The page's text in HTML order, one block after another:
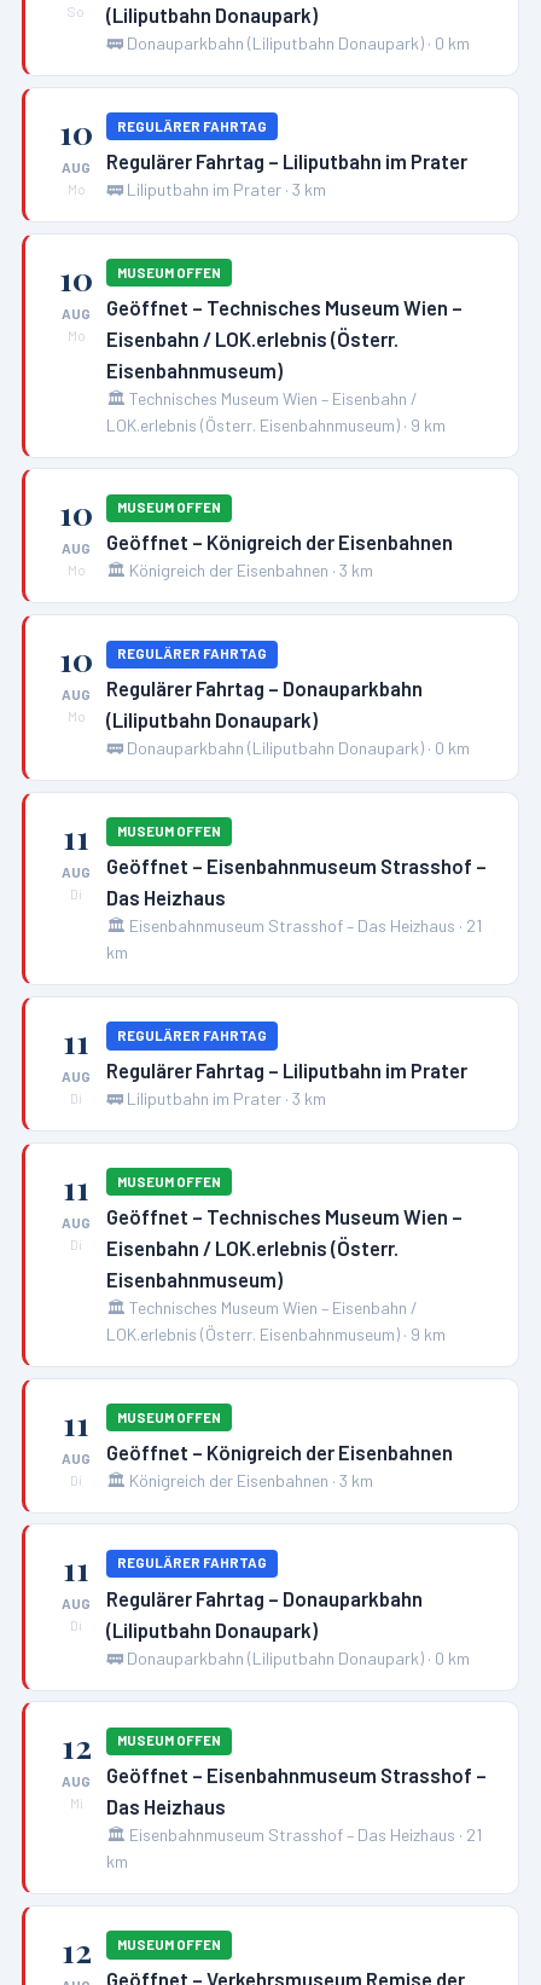
So
(Liliputbahn Donaupark)
🚃 Donauparkbahn (Liliputbahn Donaupark) · 0 km
10
AUG
Mo
REGULÄRER FAHRTAG
Regulärer Fahrtag – Liliputbahn im Prater
🚃 Liliputbahn im Prater ·3 km
10
AUG
Mo
MUSEUM OFFEN
Geöffnet – Technisches Museum Wien –
Eisenbahn / LOK.erlebnis (Österr.
Eisenbahnmuseum)
🏛️ Technisches Museum Wien – Eisenbahn /
LOK.erlebnis (Österr. Eisenbahnmuseum) · 9 km
10
AUG
Mo
MUSEUM OFFEN
Geöffnet – Königreich der Eisenbahnen
🏛️ Königreich der Eisenbahnen ·3 km
10
AUG
Mo
REGULÄRER FAHRTAG
Regulärer Fahrtag – Donauparkbahn
(Liliputbahn Donaupark)
🚃 Donauparkbahn (Liliputbahn Donaupark) · 0 km
11
AUG
Di
MUSEUM OFFEN
Geöffnet – Eisenbahnmuseum Strasshof –
Das Heizhaus
🏛️ Eisenbahnmuseum Strasshof – Das Heizhaus · 21
km
11
AUG
Di
REGULÄRER FAHRTAG
Regulärer Fahrtag – Liliputbahn im Prater
🚃 Liliputbahn im Prater ·3 km
11
AUG
Di
MUSEUM OFFEN
Geöffnet – Technisches Museum Wien –
Eisenbahn / LOK.erlebnis (Österr.
Eisenbahnmuseum)
🏛️ Technisches Museum Wien – Eisenbahn /
LOK.erlebnis (Österr. Eisenbahnmuseum) · 9 km
11
AUG
Di
MUSEUM OFFEN
Geöffnet – Königreich der Eisenbahnen
🏛️ Königreich der Eisenbahnen ·3 km
11
AUG
Di
REGULÄRER FAHRTAG
Regulärer Fahrtag – Donauparkbahn
(Liliputbahn Donaupark)
🚃 Donauparkbahn (Liliputbahn Donaupark) · 0 km
12
AUG
Mi
MUSEUM OFFEN
Geöffnet – Eisenbahnmuseum Strasshof –
Das Heizhaus
🏛️ Eisenbahnmuseum Strasshof – Das Heizhaus · 21
km
12 MUSEUM OFFEN
Geöffnet – Verkehrsmuseum Remise der